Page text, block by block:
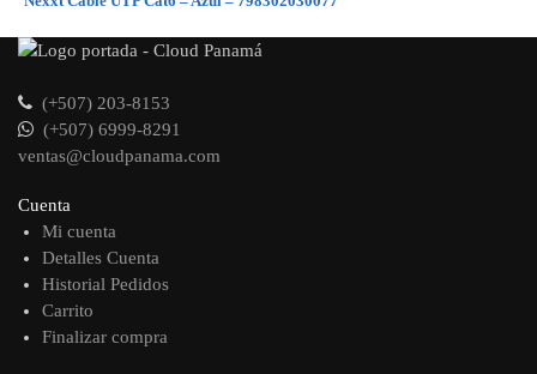
(+507) 203-8153
(+507) 6999-8291
ventas@cloudpanama.com
Cuenta
Mi cuenta
Detalles Cuenta
Historial Pedidos
Carrito
Finalizar compra